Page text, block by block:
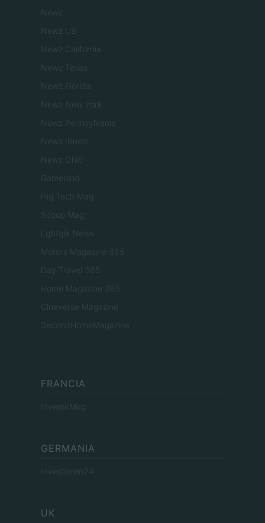
Newz
Newz US
Newz California
Newz Texas
Newz Florida
Newz New York
Newz Pennsylvania
Newz Illinois
Newz Ohio
Gameland
Hig Tech Mag
Scoop Mag
Lgbtqia News
Motors Magazine 365
Day Travel 365
Home Magazine 365
Cineverse Magazine
SecondHomeMagazine
FRANCIA
InvestirMag
GERMANIA
Investieren24
UK